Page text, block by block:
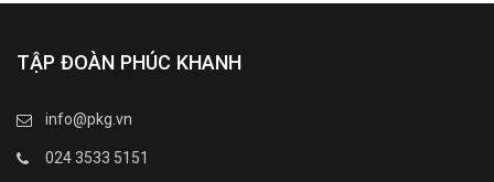
TẬP ĐOÀN PHÚC KHANH
info@pkg.vn
024 3533 5151